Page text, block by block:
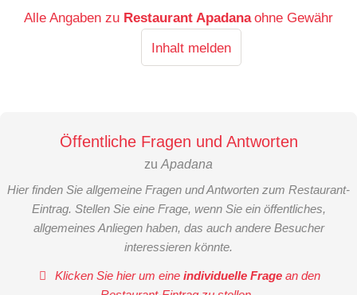
Alle Angaben zu Restaurant Apadana ohne Gewähr
Inhalt melden
Öffentliche Fragen und Antworten
zu Apadana
Hier finden Sie allgemeine Fragen und Antworten zum Restaurant-
Eintrag. Stellen Sie eine Frage, wenn Sie ein öffentliches,
allgemeines Anliegen haben, das auch andere Besucher
interessieren könnte.
Klicken Sie hier um eineindividuelle Frage an den